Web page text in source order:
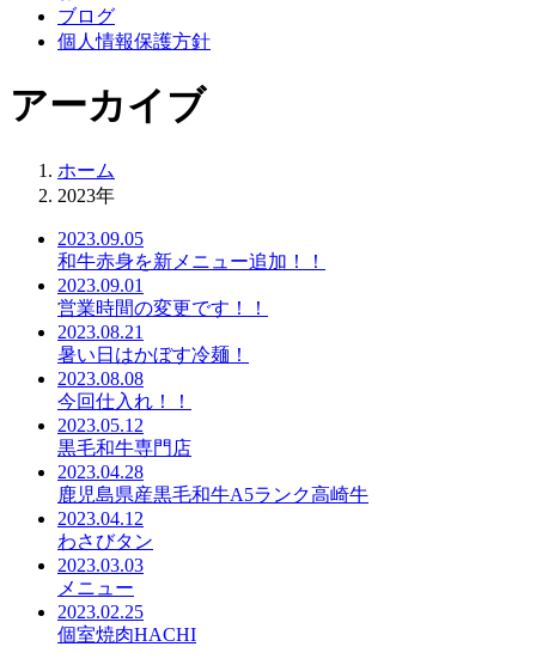
ブログ
個人情報保護方針
アーカイブ
ホーム
2023年
2023.09.05
和牛赤身を新メニュー追加！！
2023.09.01
営業時間の変更です！！
2023.08.21
暑い日はかぼす冷麺！
2023.08.08
今回仕入れ！！
2023.05.12
黒毛和牛専門店
2023.04.28
鹿児島県産黒毛和牛A5ランク高崎牛
2023.04.12
わさびタン
2023.03.03
メニュー
2023.02.25
個室焼肉HACHI